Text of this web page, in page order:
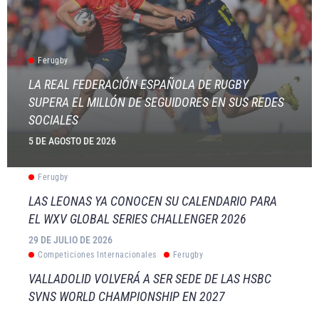
Ferugby
LA REAL FEDERACIÓN ESPAÑOLA DE RUGBY
SUPERA EL MILLÓN DE SEGUIDORES EN SUS REDES
SOCIALES
5 DE AGOSTO DE 2026
Ferugby
LAS LEONAS YA CONOCEN SU CALENDARIO PARA
EL WXV GLOBAL SERIES CHALLENGER 2026
29 DE JULIO DE 2026
Competiciones Internacionales Ferugby
VALLADOLID VOLVERÁ A SER SEDE DE LAS HSBC
SVNS WORLD CHAMPIONSHIP EN 2027